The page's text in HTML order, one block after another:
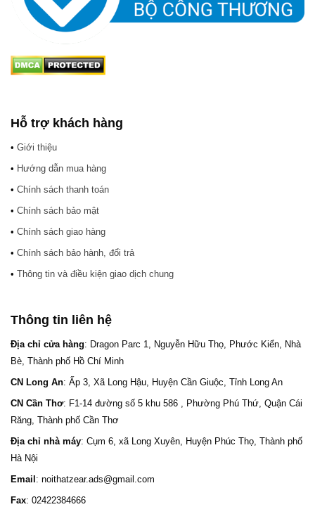
Hỗ trợ khách hàng
• Giới thiệu
• Hướng dẫn mua hàng
• Chính sách thanh toán
• Chính sách bảo mật
• Chính sách giao hàng
• Chính sách bảo hành, đổi trả
• Thông tin và điều kiện giao dịch chung
Thông tin liên hệ
Địa chỉ cửa hàng: Dragon Parc 1, Nguyễn Hữu Thọ, Phước Kiển, Nhà
Bè, Thành phố Hồ Chí Minh
CN Long An: Ấp 3, Xã Long Hậu, Huyện Cần Giuộc, Tỉnh Long An
CN Cần Thơ: F1-14 đường số 5 khu 586 , Phường Phú Thứ, Quận Cái
Răng, Thành phố Cần Thơ
Địa chỉ nhà máy: Cụm 6, xã Long Xuyên, Huyện Phúc Thọ, Thành phố
Hà Nội
Email : noithatzear.ads@gmail.com
Fax: 02422384666